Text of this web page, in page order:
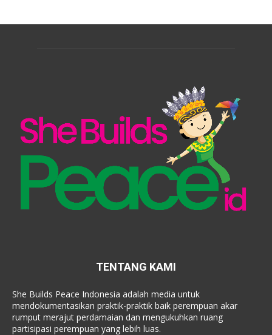
TENTANG KAMI
She Builds Peace Indonesia adalah media untuk
mendokumentasikan praktik-praktik baik perempuan akar
rumput merajut perdamaian dan mengukuhkan ruang
partisipasi perempuan yang lebih luas.